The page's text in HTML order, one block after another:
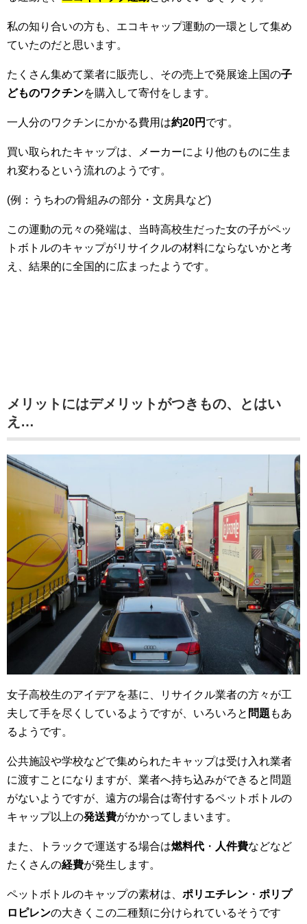
私の知り合いの方も、エコキャップ運動の一環として集め
ていたのだと思います。
たくさん集めて業者に販売し、その売上で発展途上国の子
どものワクチンを購入して寄付をします。
一人分のワクチンにかかる費用は約20円 です。
買い取られたキャップは、メーカーにより他のものに生ま
れ変わるという流れのようです。
(例：うちわの骨組みの部分・文房具など)
この運動の元々の発端は、当時高校生だった女の子がペッ
トボトルのキャップがリサイクルの材料にならないかと考
え、結果的に全国的に広まったようです。
メリットにはデメリットがつきもの、とはい
え…
女子高校生のアイデアを基に、リサイクル業者の方々が工
夫して手を尽くしているようですが、いろいろと 問題 もあ
るようです。
公共施設や学校などで集められたキャップは受け入れ業者
に渡すことになりますが、業者へ持ち込みができると問題
がないようですが、遠方の場合は寄付するペットボトルの
キャップ以上の発送費がかかってしまいます。
また、トラックで運送する場合は燃料代 ・ 人件費などなど
たくさんの経費が発生します。
ペットボトルのキャップの素材は、 ポリエチレン ・ ポリプ
ロピレンの大きくこの二種類に分けられているそうです